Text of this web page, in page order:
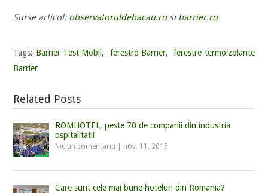
Surse articol: observatoruldebacau.ro sibarrier.ro
Tags: Barrier Test Mobil , ferestre Barrier,
ferestre termoizolante
Barrier
Related Posts
ROMHOTEL, peste 70 de companii din industria
ospitalitatii
Niciun comentariu nov. 11, 2015
Care sunt cele mai bune hoteluri din Romania?